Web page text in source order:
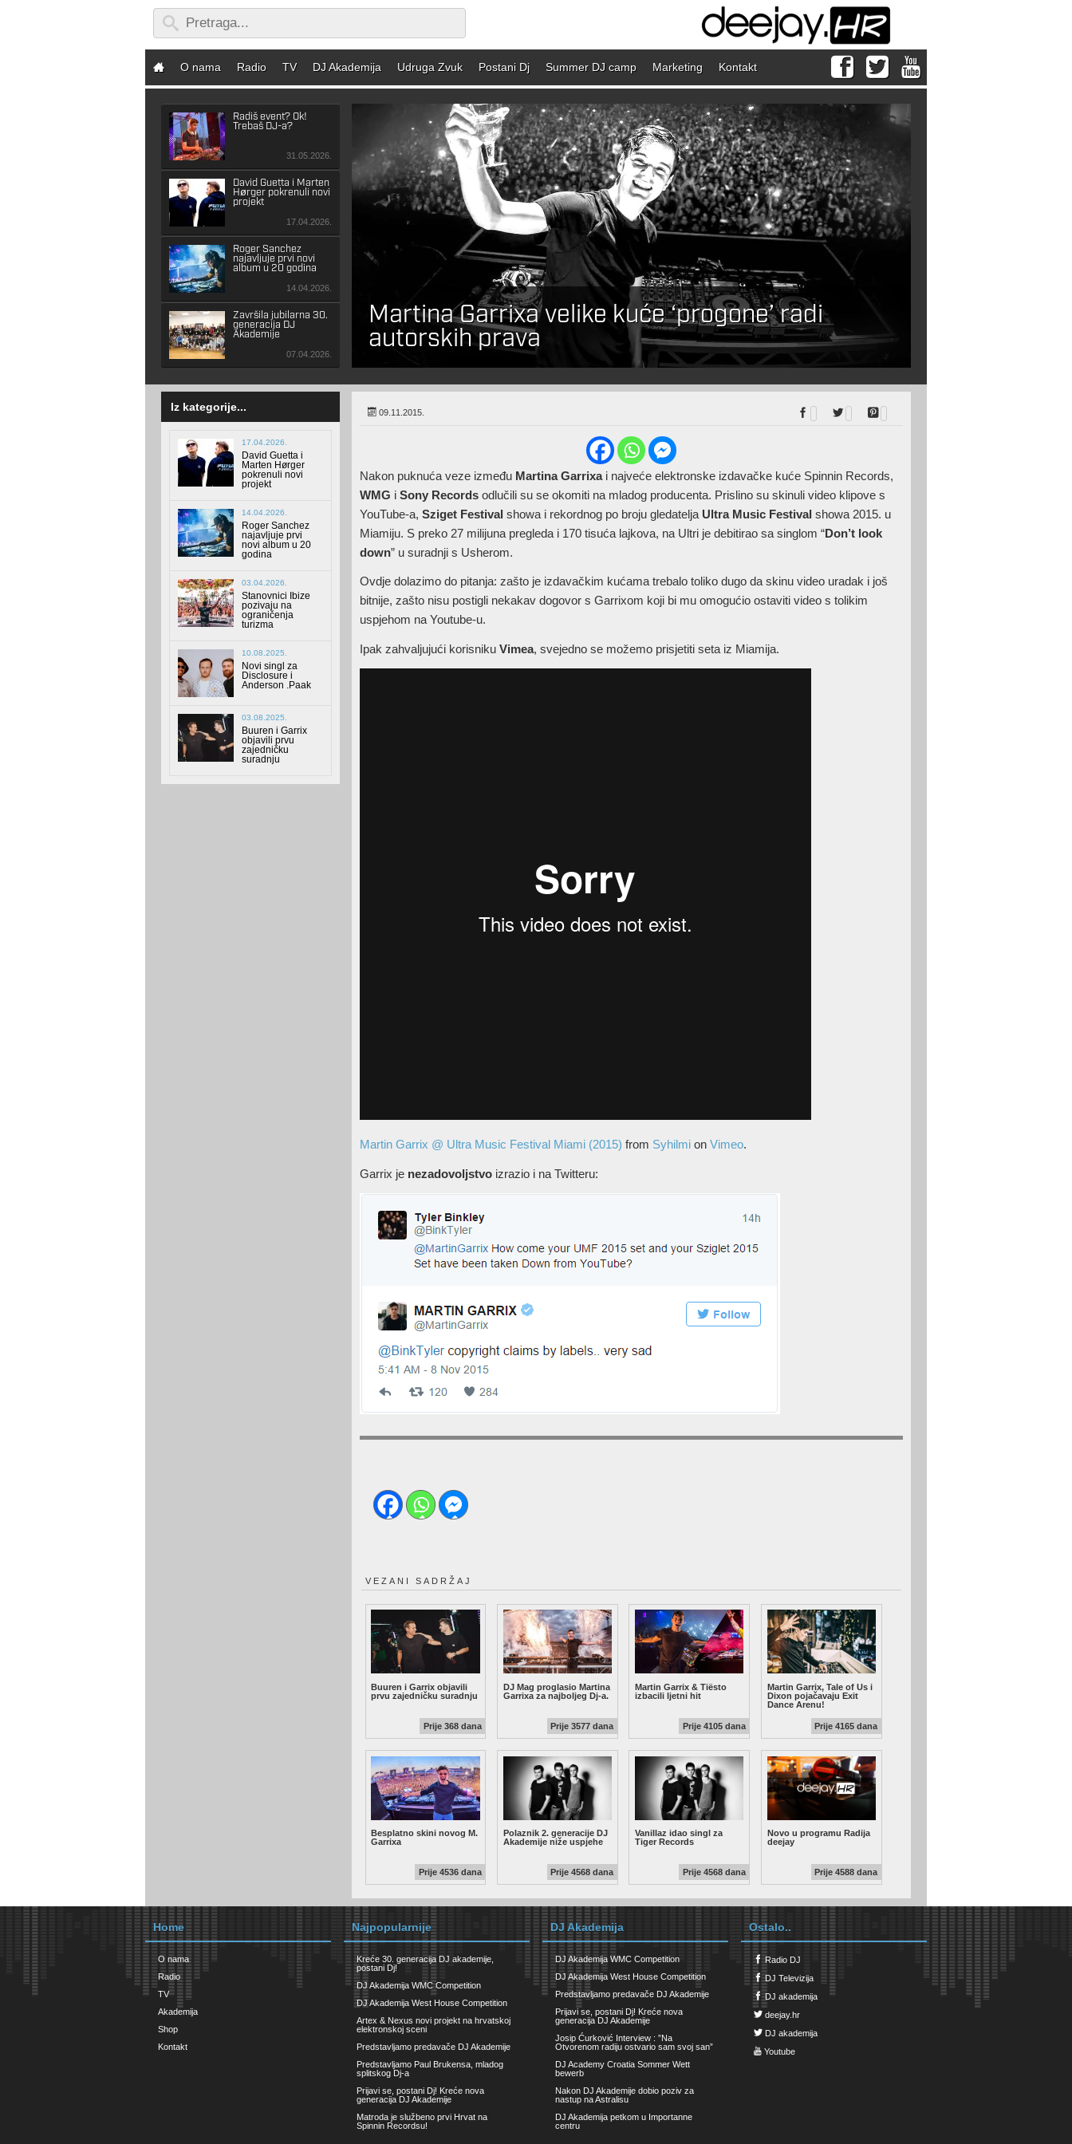
O nama Radio TV DJ Akademija Udruga Zvuk Postani Dj Summer DJ camp Marketing Kontakt
Radiš event? Ok!
Trebaš DJ-a?
31.05.2026.
David Guetta i Marten
Hørger pokrenuli novi
projekt
17.04.2026.
Roger Sanchez
najavljuje prvi novi
album u 20 godina
14.04.2026.
Završila jubilarna 30.
generacija DJ
Akademije
07.04.2026.
Martina Garrixa velike kuće ‘progone’ radi
autorskih prava
Iz kategorije...
17.04.2026.
David Guetta i
Marten Hørger
pokrenuli novi
projekt
14.04.2026.
Roger Sanchez
najavljuje prvi
novi album u 20
godina
03.04.2026.
Stanovnici Ibize
pozivaju na
ograničenja
turizma
10.08.2025.
Novi singl za
Disclosure i
Anderson .Paak
03.08.2025.
Buuren i Garrix
objavili prvu
zajedničku
suradnju
09.11.2015.
Nakon puknuća veze između Martina Garrixai najveće elektronske izdavačke kuće Spinnin Records,
WMG i Sony Recordsodlučili su se okomiti na mladog producenta. Prislino su skinuli video klipove s
YouTube-a, Sziget Festival showa i rekordnog po broju gledatelja Ultra Music Festival showa 2015. u
Miamiju. S preko 27 milijuna pregleda i 170 tisuća lajkova, na Ultri je debitirao sa singlom “Don’t look
down” u suradnji s Usherom.
Ovdje dolazimo do pitanja: zašto je izdavačkim kućama trebalo toliko dugo da skinu video uradak i još
bitnije, zašto nisu postigli nekakav dogovor s Garrixom koji bi mu omogućio ostaviti video s tolikim
uspjehom na Youtube-u.
Ipak zahvaljujući korisniku Vimea, svejedno se možemo prisjetiti seta iz Miamija.
Martin Garrix @ Ultra Music Festival Miami (2015) from Syhilmion Vimeo.
Garrix je nezadovoljstvoizrazio i na Twitteru:
VEZANI SADRŽAJ
Buuren i Garrix objavili
prvu zajedničku suradnju
Prije 368 dana
DJ Mag proglasio Martina
Garrixa za najboljeg Dj-a.
Prije 3577 dana
Martin Garrix & Tiësto
izbacili ljetni hit
Prije 4105 dana
Martin Garrix, Tale of Us i
Dixon pojačavaju Exit
Dance Arenu!
Prije 4165 dana
Besplatno skini novog M.
Garrixa
Prije 4536 dana
Polaznik 2. generacije DJ
Akademije niže uspjehe
Prije 4568 dana
Vanillaz idao singl za
Tiger Records
Prije 4568 dana
Novo u programu Radija
deejay
Prije 4588 dana
Home
O nama
Radio
TV
Akademija
Shop
Kontakt
Najpopularnije
Kreće 30. generacija DJ akademije,
postani Dj!
DJ Akademija WMC Competition
DJ Akademija West House Competition
Artex & Nexus novi projekt na hrvatskoj
elektronskoj sceni
Predstavljamo predavače DJ Akademije
Predstavljamo Paul Brukensa, mladog
splitskog Dj-a
Prijavi se, postani Dj! Kreće nova
generacija DJ Akademije
Matroda je službeno prvi Hrvat na
Spinnin Recordsu!
DJ Akademija
DJ Akademija WMC Competition
DJ Akademija West House Competition
Predstavljamo predavače DJ Akademije
Prijavi se, postani Dj! Kreće nova
generacija DJ Akademije
Josip Ćurković Interview : ”Na
Otvorenom radiju ostvario sam svoj san”
DJ Academy Croatia Sommer Wett
bewerb
Nakon DJ Akademije dobio poziv za
nastup na Astralisu
DJ Akademija petkom u Importanne
centru
Ostalo..
Radio DJ
DJ Televizija
DJ akademija
deejay.hr
DJ akademija
Youtube